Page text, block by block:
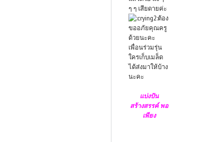
ๆ ๆ เสียดายค่ะ
ต้อง
ขออภัยคุณครู
ด้วยนะคะ
เพื่อนร่วมรุ่น
ใครเก็บเมล็ด
ได้ส่งมาให้บ้าง
นะคะ
แบ่งปัน
สร้างสรรค์ พอ
เพียง